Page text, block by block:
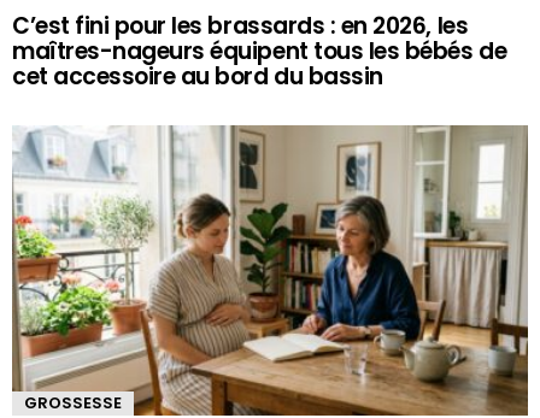
C’est fini pour les brassards : en 2026, les
maîtres-nageurs équipent tous les bébés de
cet accessoire au bord du bassin
GROSSESSE